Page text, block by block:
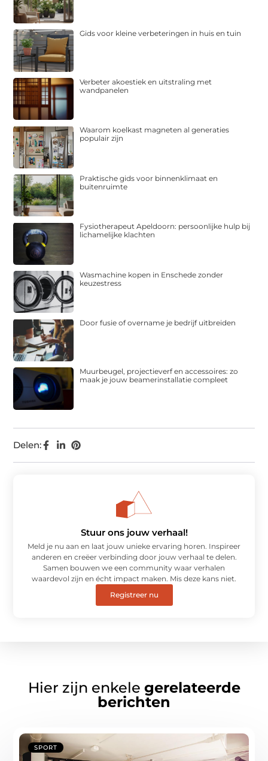
Delen:
Gids voor kleine verbeteringen in huis en tuin
Verbeter akoestiek en uitstraling met
wandpanelen
Waarom koelkast magneten al generaties
populair zijn
Praktische gids voor binnenklimaat en
buitenruimte
Fysiotherapeut Apeldoorn: persoonlijke hulp bij
lichamelijke klachten
Wasmachine kopen in Enschede zonder
keuzestress
Door fusie of overname je bedrijf uitbreiden
Muurbeugel, projectieverf en accessoires: zo
maak je jouw beamerinstallatie compleet
Stuur ons jouw verhaal!
Meld je nu aan en laat jouw unieke ervaring horen. Inspireer
anderen en creëer verbinding door jouw verhaal te delen.
Samen bouwen we een community waar verhalen
waardevol zijn en écht impact maken. Mis deze kans niet.
Registreer nu
Hier zijn enkele gerelateerde
berichten
SPORT